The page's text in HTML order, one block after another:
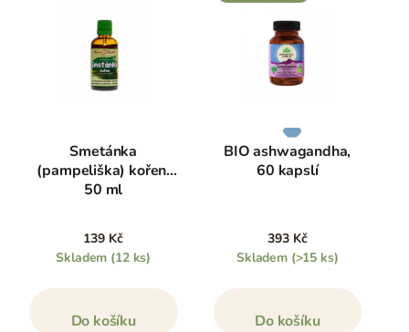
Smetánka
(pampeliška) kořen,
50 ml
139 Kč
Skladem (12 ks)
Do košíku
BIO ashwagandha,
60 kapslí
393 Kč
Skladem (>15 ks)
Do košíku